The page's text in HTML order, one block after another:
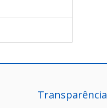
Transparência